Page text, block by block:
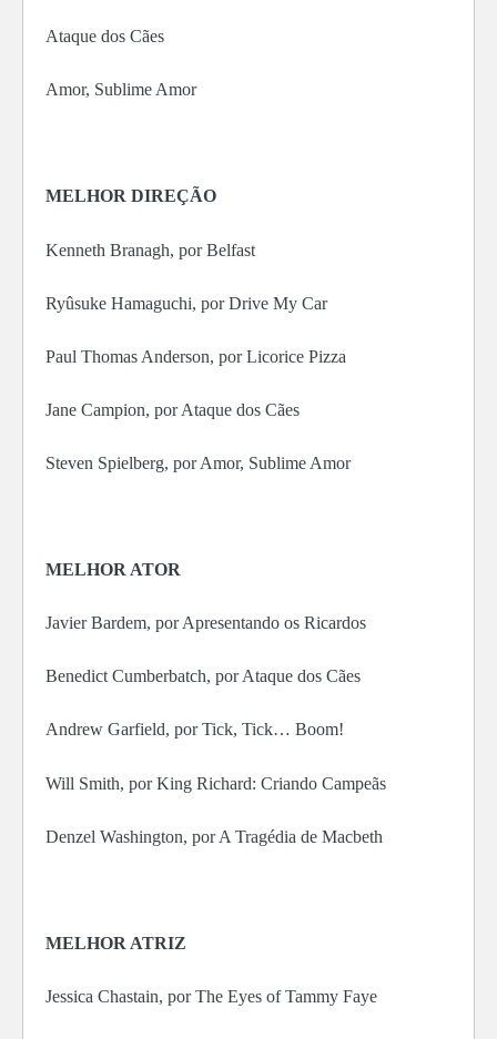
Ataque dos Cães
Amor, Sublime Amor
MELHOR DIREÇÃO
Kenneth Branagh, por Belfast
Ryûsuke Hamaguchi, por Drive My Car
Paul Thomas Anderson, por Licorice Pizza
Jane Campion, por Ataque dos Cães
Steven Spielberg, por Amor, Sublime Amor
MELHOR ATOR
Javier Bardem, por Apresentando os Ricardos
Benedict Cumberbatch, por Ataque dos Cães
Andrew Garfield, por Tick, Tick… Boom!
Will Smith, por King Richard: Criando Campeãs
Denzel Washington, por A Tragédia de Macbeth
MELHOR ATRIZ
Jessica Chastain, por The Eyes of Tammy Faye